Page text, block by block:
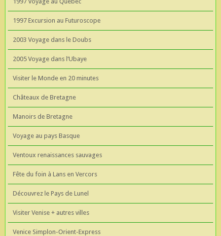
1997 Excursion au Futuroscope
2003 Voyage dans le Doubs
2005 Voyage dans l’Ubaye
Visiter le Monde en 20 minutes
Châteaux de Bretagne
Manoirs de Bretagne
Voyage au pays Basque
Ventoux renaissances sauvages
Fête du foin à Lans en Vercors
Découvrez le Pays de Lunel
Visiter Venise + autres villes
Venice Simplon-Orient-Express